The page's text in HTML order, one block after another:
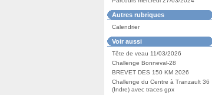
Autres rubriques
Calendrier
Voir aussi
Tête de veau 11/03/2026
Challenge Bonneval-28
BREVET DES 150 KM 2026
Challenge du Centre à Tranzault 36
(Indre) avec traces gpx